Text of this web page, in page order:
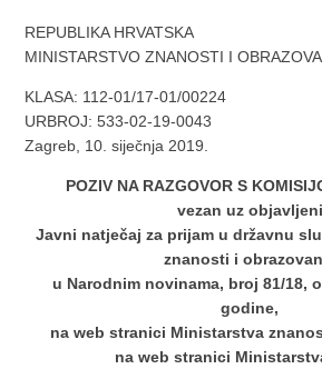
REPUBLIKA HRVATSKA
MINISTARSTVO ZNANOSTI I
KLASA: 112-01/17-01/00224
URBROJ: 533-02-19-0043
Zagreb, 10. siječnja 2019.
POZIV NA RAZGOVOR S
vezan uz objavljeni
Javni natječaj za prijam u državnu
znanosti i
u Narodnim novinama, broj 81/18,
godine,
na web stranici Ministarstva
na web stranici